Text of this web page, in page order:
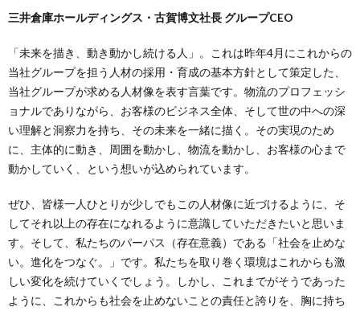
三井倉庫ホールディングス・古賀博文社長 グループCEO
「未来を描き、動き動かし続ける人」。これは昨年4月にこれからの
当社グループを担う人材の採用・育成の基本方針として策定した、
当社グループが求める人材像を表す言葉です。物流のプロフェッシ
ョナルでありながら、お客様のビジネス全体、そして世の中への深
い理解と洞察力を持ち、その未来を一緒に描く。その実現のため
に、主体的に動き、周囲を動かし、物流を動かし、お客様の心まで
動かしていく、という想いが込められています。
ぜひ、皆様一人ひとりが少しでもこの人材像に近づけるように、そ
してそれ以上の存在になれるように意識していただきたいと思いま
す。そして、私たちのパーパス（存在意義）である「社会を止めな
い。進化をつなぐ。」です。私たちを取り巻く環境はこれからも激
しい変化を続けていくでしょう。しかし、これまでがそうであった
ように、これからも社会を止めないことの責任と誇りを、胸に持ち